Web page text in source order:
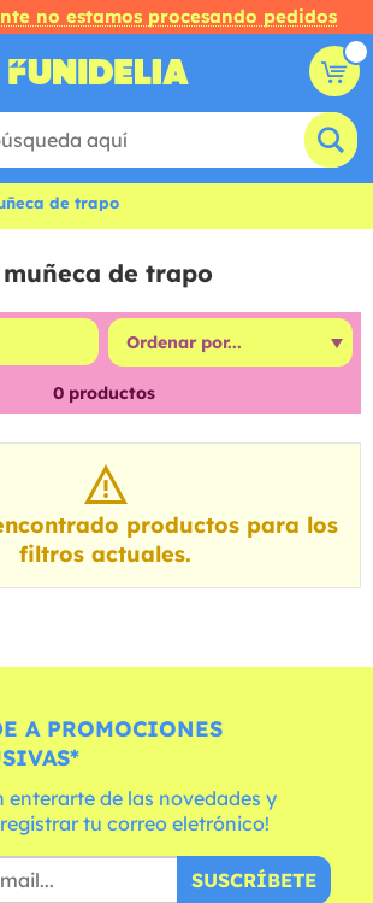
no estamos procesando pedidos
de trapo
de trapo
0productos
productos para los
filtros actuales.
A PROMOCIONES
enterarte de las novedades y
tu correo eletrónico!
SUSCRÍBETE